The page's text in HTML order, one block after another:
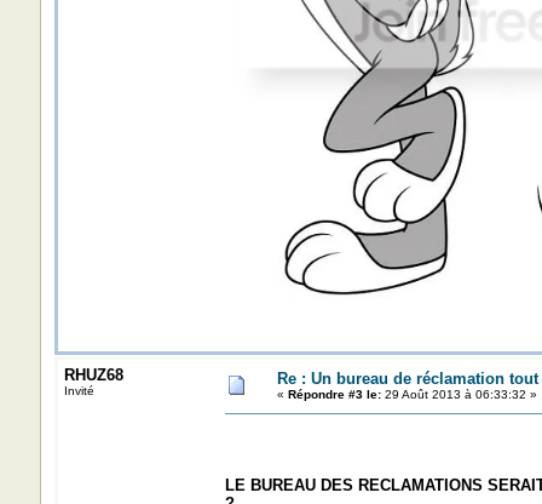
RHUZ68
Invité
Re : Un bureau de réclamation
« Répondre #3 le:29 Août 2013 à 06:33:32 »
LE BUREAU DES RECLAMATIONS